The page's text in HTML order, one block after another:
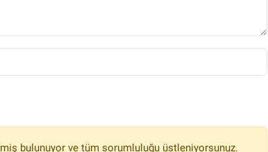
bulunuyor ve tüm sorumluluğu üstleniyorsunuz.